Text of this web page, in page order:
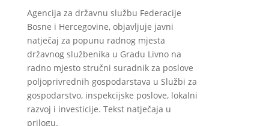
Agencija za državnu službu Federacije
Bosne i Hercegovine, objavljuje javni
natječaj za popunu radnog mjesta
državnog službenika u Gradu Livno na
radno mjesto stručni suradnik za poslove
poljoprivrednih gospodarstava u Službi za
gospodarstvo, inspekcijske poslove, lokalni
razvoj i investicije. Tekst natječaja u
prilogu.